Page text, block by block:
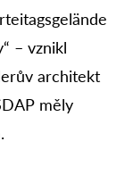
– vznikl
architekt
měly